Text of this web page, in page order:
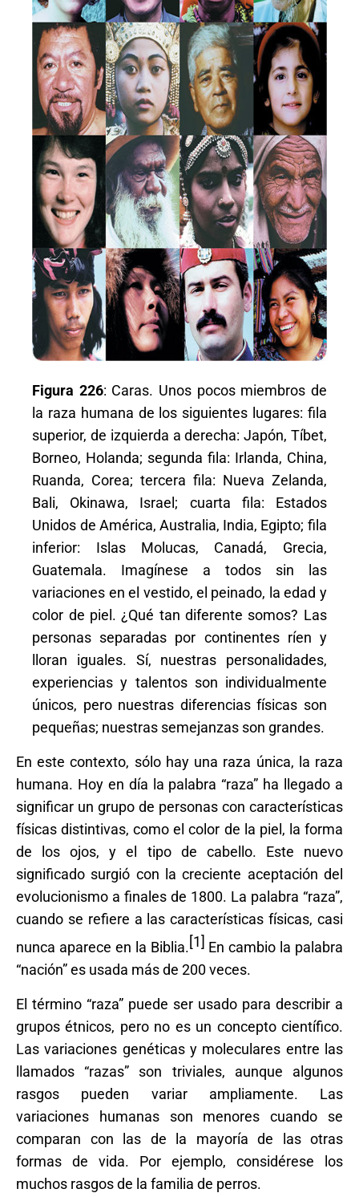
Figura 226: Caras. Unos pocos miembros de
la raza humana de los siguientes lugares: fila
superior, de izquierda a derecha: Japón, Tíbet,
Borneo, Holanda; segunda fila: Irlanda, China,
Ruanda, Corea; tercera fila: Nueva Zelanda,
Bali, Okinawa, Israel; cuarta fila: Estados
Unidos de América, Australia, India, Egipto; fila
inferior: Islas Molucas, Canadá, Grecia,
Guatemala. Imagínese a todos sin las
variaciones en el vestido, el peinado, la edad y
color de piel. ¿Qué tan diferente somos? Las
personas separadas por continentes ríen y
lloran iguales. Sí, nuestras personalidades,
experiencias y talentos son individualmente
únicos, pero nuestras diferencias físicas son
pequeñas; nuestras semejanzas son grandes.
En este contexto, sólo hay una raza única, la raza
humana. Hoy en día la palabra “raza” ha llegado a
significar un grupo de personas con características
físicas distintivas, como el color de la piel, la forma
de los ojos, y el tipo de cabello. Este nuevo
significado surgió con la creciente aceptación del
evolucionismo a finales de 1800. La palabra “raza”,
cuando se refiere a las características físicas, casi
nunca aparece en la Biblia.[1] En cambio la palabra
“nación” es usada más de 200 veces.
El término “raza” puede ser usado para describir a
grupos étnicos, pero no es un concepto científico.
Las variaciones genéticas y moleculares entre las
llamados “razas” son triviales, aunque algunos
rasgos pueden variar ampliamente. Las
variaciones humanas son menores cuando se
comparan con las de la mayoría de las otras
formas de vida. Por ejemplo, considérese los
muchos rasgos de la familia de perros.